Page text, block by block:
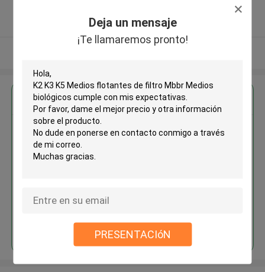
Deja un mensaje
¡Te llamaremos pronto!
PRESENTACIóN
Proveedor verificado
Obtenga el mejor precio por
K2 K3 K5 Medios flotantes de
Continuar